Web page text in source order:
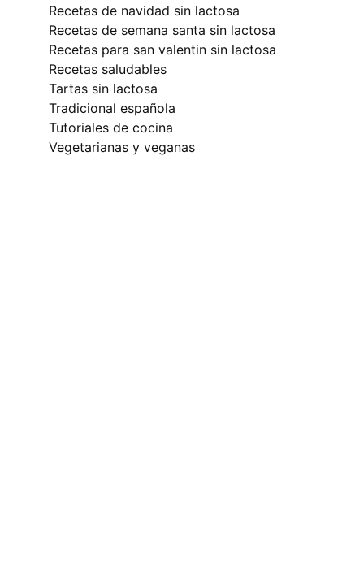
recetas de navidad sin lactosa
recetas de semana santa sin lactosa
recetas para san valentin sin lactosa
recetas saludables
tartas sin lactosa
tradicional española
tutoriales de cocina
vegetarianas y veganas